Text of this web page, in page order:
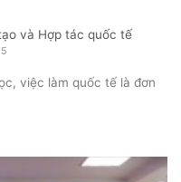
và Hợp tác quốc tế
việc làm quốc tế là đơn